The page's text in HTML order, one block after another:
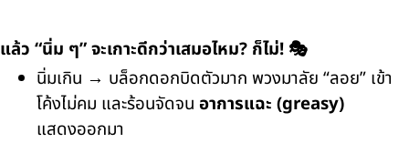
แล้ว “นิ่ม ๆ” จะเกาะดีกว่าเสมอไหม? ก็ไม่! 🎭
นิ่มเกิน → บล็อกดอกบิดตัวมาก พวงมาลัย “ลอย” เข้า
โค้งไม่คม และร้อนจัดจน อาการแฉะ (greasy)
แสดงออกมา